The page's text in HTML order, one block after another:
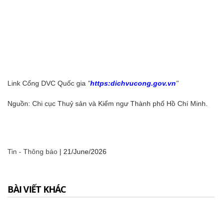
Link Cổng DVC Quốc gia "https:dichvucong.gov.vn"
Nguồn: Chi cục Thuỷ sản và Kiểm ngư Thành phố Hồ Chí Minh.
Tin - Thông báo | 21/June/2026
BÀI VIẾT KHÁC